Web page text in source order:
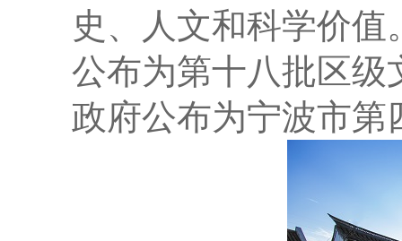
史、人文和科学价
公布为第十八批区
政府公布为宁波市第